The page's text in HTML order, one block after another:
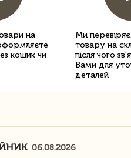
на
кошик чи
Ми
товару на
після чого
Вами для
деталей
06.08.2026